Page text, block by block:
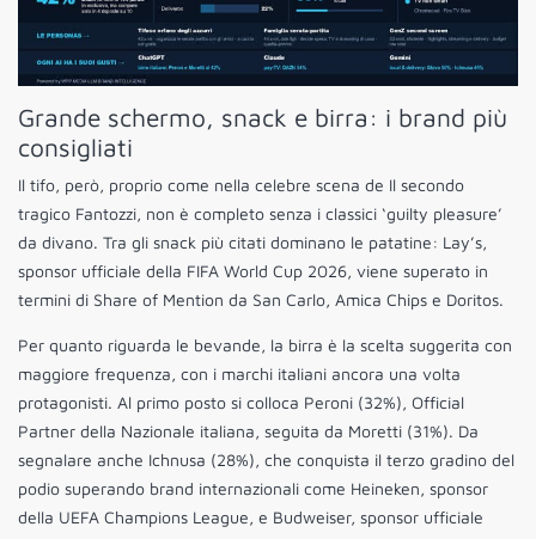
Grande schermo, snack e birra: i brand più
consigliati
Il tifo, però, proprio come nella celebre scena de Il secondo
tragico Fantozzi, non è completo senza i classici ‘guilty pleasure’
da divano. Tra gli snack più citati dominano le patatine: Lay’s,
sponsor ufficiale della FIFA World Cup 2026, viene superato in
termini di Share of Mention da San Carlo, Amica Chips e Doritos.
Per quanto riguarda le bevande, la birra è la scelta suggerita con
maggiore frequenza, con i marchi italiani ancora una volta
protagonisti. Al primo posto si colloca Peroni (32%), Official
Partner della Nazionale italiana, seguita da Moretti (31%). Da
segnalare anche Ichnusa (28%), che conquista il terzo gradino del
podio superando brand internazionali come Heineken, sponsor
della UEFA Champions League, e Budweiser, sponsor ufficiale